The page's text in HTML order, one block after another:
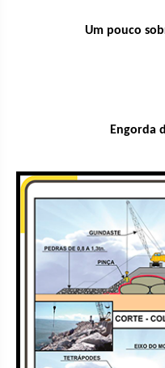
Um pouco
Engorda